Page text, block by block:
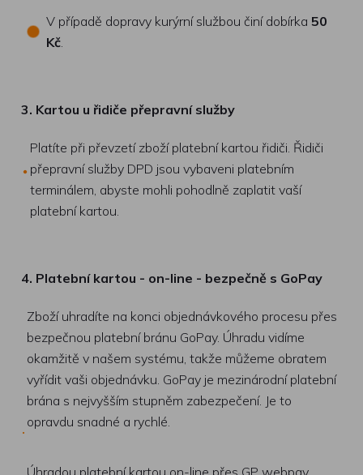
V případě dopravy kurýrní službou činí dobírka 50
Kč.
3. Kartou u řidiče přepravní služby
Platíte při převzetí zboží platební kartou řidiči. Řidiči
přepravní služby DPD jsou vybaveni platebním
terminálem, abyste mohli pohodlně zaplatit vaší
platební kartou.
4. Platební kartou - on-line - bezpečně s GoPay
Zboží uhradíte na konci objednávkového procesu přes
bezpečnou platební bránu GoPay. Úhradu vidíme
okamžitě v našem systému, takže můžeme obratem
vyřídit vaši objednávku. GoPay je mezinárodní platební
brána s nejvyšším stupněm zabezpečení. Je to
opravdu snadné a rychlé.
Úhradou platební kartou on-line přes GP webpay